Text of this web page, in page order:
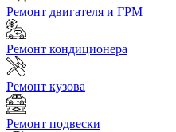
Ремонт двигателя и ГРМ
Ремонт кондиционера
Ремонт кузова
Ремонт подвески